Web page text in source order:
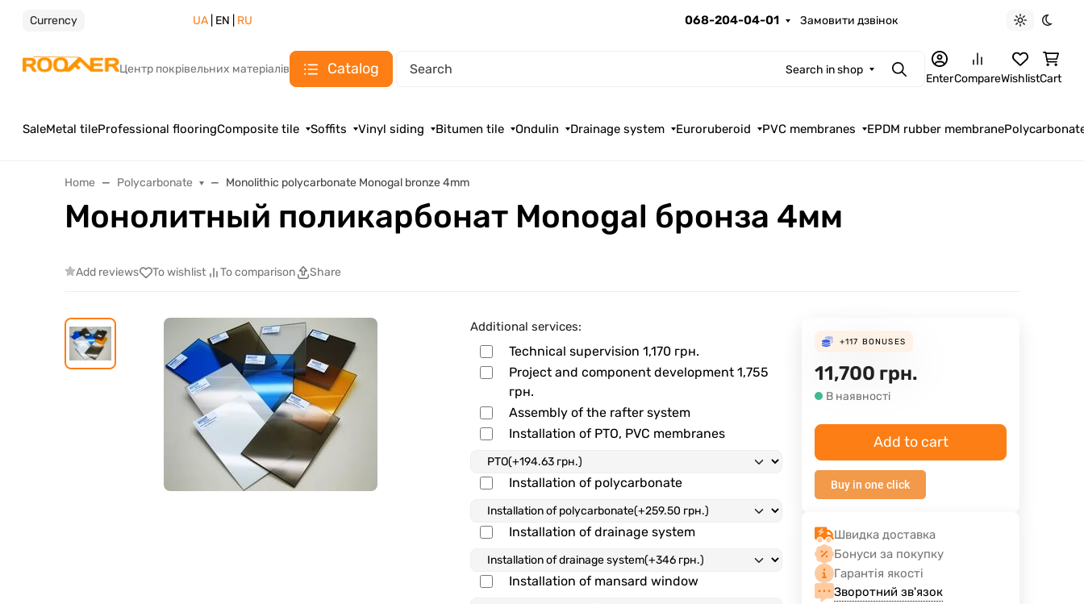
Currency UA| EN | RU 068-204-04-01 Замовити дзвінок
Light theme
Dark
Центр покрівельних матеріалів Catalog Search in shop SearchEnterCompareWishlistCart
SaleMetal tileProfessional flooringComposite tile Soffits Vinyl siding Bitumen tile Ondulin Drainage system Euroruberoid PVC membranes EPDM rubber membrane
Home Polycarbonate Monolithic polycarbonate Monogal bronze 4mm
Монолитный поликарбонат Monogal бронза 4мм
Add reviews To wishlist To comparison Share
Additional services:
Technical supervision1,170 грн.
Project and component development1,755
грн.
Assembly of the rafter system
Installation of PTO, PVC membranes
Installation of polycarbonate
Installation of drainage system
Installation of mansard window
+117 BONUSES
11,700 грн.
В наявності
Add to cart
Buy in one click
Швидка доставка
Бонуси за покупку
Гарантія якості
Зворотний зв'язок